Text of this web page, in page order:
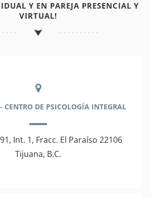
Y EN PAREJA PRESENCIAL Y
VIRTUAL!
- CENTRO DE PSICOLOGÍA INTEGRAL
Int. 1, Fracc. El Paraíso 22106
Tijuana, B.C.